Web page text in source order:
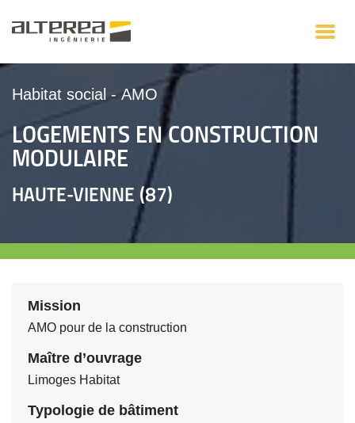
Habitat social - AMO
LOGEMENTS EN CONSTRUCTION
MODULAIRE
HAUTE-VIENNE (87)
Mission
AMO pour de la construction
Maître d’ouvrage
Limoges Habitat
Typologie de bâtiment